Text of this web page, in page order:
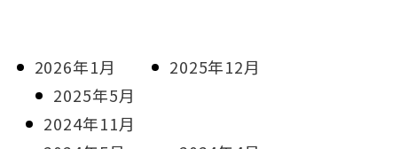
2026年1月
2025年12月
2025年5月
2024年11月